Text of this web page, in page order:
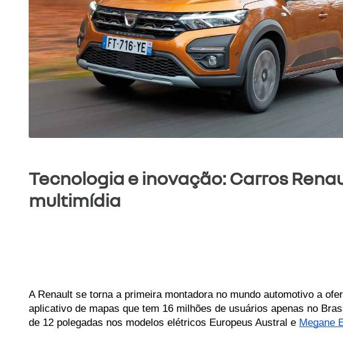
Tecnologia e inovação: Carros
multimídia
A Renault se torna a primeira montadora no mundo automotivo a
aplicativo de mapas que tem 16 milhões de usuários apenas no
de 12 polegadas nos modelos elétricos Europeus Austral e Megane